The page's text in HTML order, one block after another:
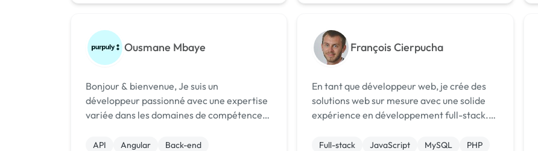
Ousmane Mbaye
Bonjour & bienvenue, Je suis un
développeur passionné avec une expertise
variée dans les domaines de compétences
site, admin système et sécurité web, web
API Angular
Back-end
François Cierpucha
En tant que développeur web, je crée des
solutions web sur mesure avec une solide
expérience en développement full-stack.
je maîtrise l'ensemble du processus. Mes
Full-stack JavaScript MySQL
PHP